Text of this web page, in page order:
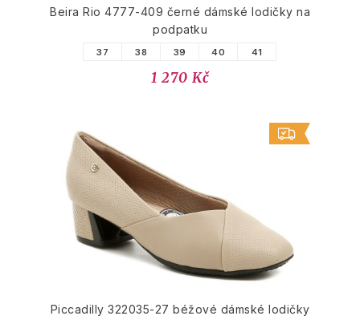
Beira Rio 4777-409 černé dámské lodičky na
podpatku
37 38 39 40 41
1 270 Kč
Piccadilly 322035-27 béžové dámské lodičky